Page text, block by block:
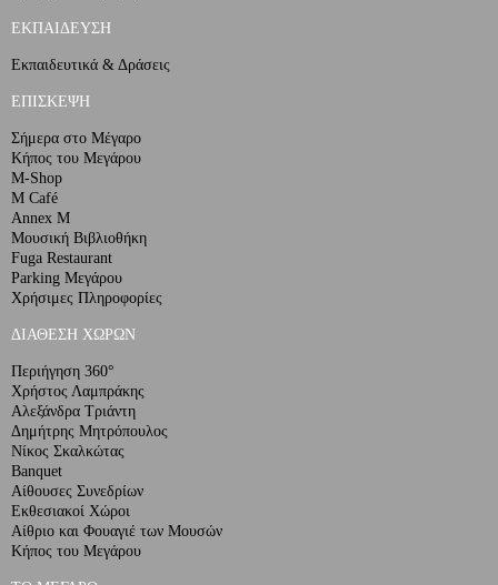
ΕΚΠΑΙΔΕΥΣΗ
Εκπαιδευτικά & Δράσεις
ΕΠΙΣΚΕΨΗ
Σήμερα στο Μέγαρο
Κήπος του Μεγάρου
M-Shop
M Café
Annex M
Μουσική Βιβλιοθήκη
Fuga Restaurant
Parking Μεγάρου
Χρήσιμες Πληροφορίες
ΔΙΑΘΕΣΗ ΧΩΡΩΝ
Περιήγηση 360°
Χρήστος Λαμπράκης
Αλεξάνδρα Τριάντη
Δημήτρης Μητρόπουλος
Νίκος Σκαλκώτας
Banquet
Αίθουσες Συνεδρίων
Εκθεσιακοί Χώροι
Αίθριο και Φουαγιέ των Μουσών
Κήπος του Μεγάρου